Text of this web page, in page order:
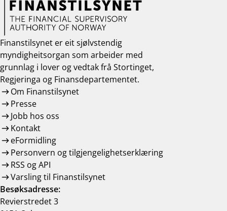
Finanstilsynet er eit sjølvstendig
myndigheitsorgan som arbeider med
grunnlag i lover og vedtak frå Stortinget,
Regjeringa og Finansdepartementet.
Om Finanstilsynet
Presse
Jobb hos oss
Kontakt
eFormidling
Personvern og tilgjengelighetserklæring
RSS og API
Varsling til Finanstilsynet
Besøksadresse:
Revierstredet 3